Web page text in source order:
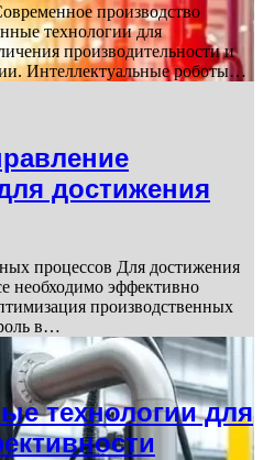
производство
технологии для
производительности и
Интеллектуальные роботы…
достижения
процессов Для достижения
необходимо эффективно
производственных
в…
технологии для